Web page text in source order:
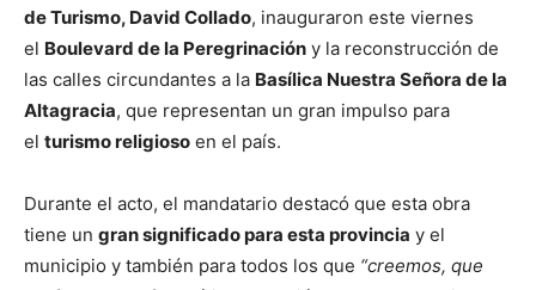
de Turismo, David Collado, inauguraron este viernes
el Boulevard de la Peregrinación y la reconstrucción de
las calles circundantes a la Basílica Nuestra Señora de la
Altagracia, que representan un gran impulso para
el turismo religioso en el país.
Durante el acto, el mandatario destacó que esta obra
tiene un gran significado para esta provincia y el
municipio y también para todos los que “creemos, que